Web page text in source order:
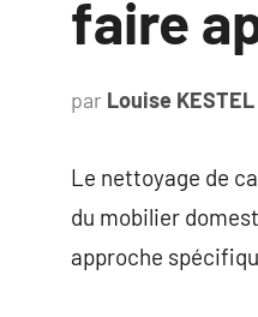
faire
par Louise KESTEL
Le nettoyage de
du mobilier
approche